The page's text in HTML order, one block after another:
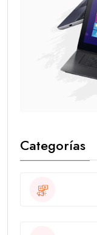
Categorías